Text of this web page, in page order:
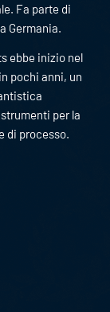
Fa parte di
Germania.
ebbe inizio nel
pochi anni, un
per la
di processo.